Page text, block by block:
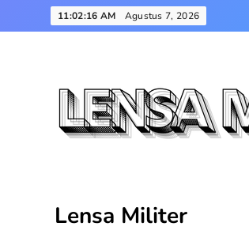
to
11:02:17 AM Agustus 7, 2026
Lensa Militer